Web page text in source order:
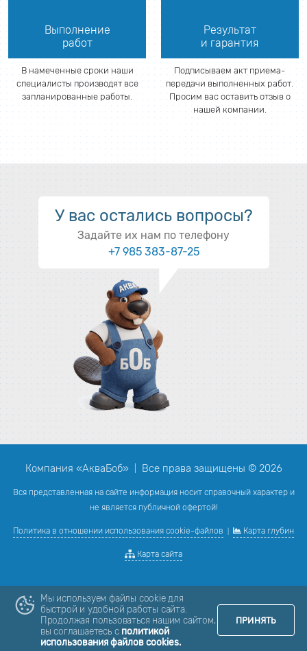
Выполнение
работ
В намеченные сроки наши
специалисты производят все
запланированные работы.
Результат
и гарантия
Подписываем акт приема-
передачи выполненных работ.
Просим вас оставить отзыв о
нашей компании.
У вас остались вопросы?
Задайте их нам по телефону
+7 985 383-87-25
Компания «АкваБоб» Все права защищены © 2026
Вся представленная на сайте информация носит справочный характер и
не является публичной офертой!
Политика в отношении использования cookie-файлов Карта глубин
Карта сайта
Позвонить
Мы используем файлы cookie для
быстрой и удобной работы сайта.
Продолжая пользоваться нашим сайтом,
вы соглашаетесь с политикой
использования файлов cookies.
ПРИНЯТЬ